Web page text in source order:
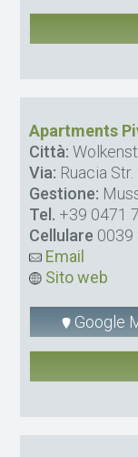
Apartments
Città:
Via: Ruacia
Gestione:
Tel. +39 0471
Cellulare 0039
Email
Sito web
Google